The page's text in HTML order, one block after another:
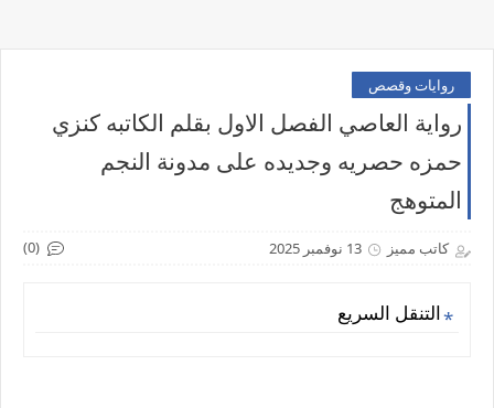
روايات وقصص
رواية العاصي الفصل الاول بقلم الكاتبه كنزي
حمزه حصريه وجديده على مدونة النجم
المتوهج
كاتب مميز 13 نوفمبر 2025 (0)
التنقل السريع